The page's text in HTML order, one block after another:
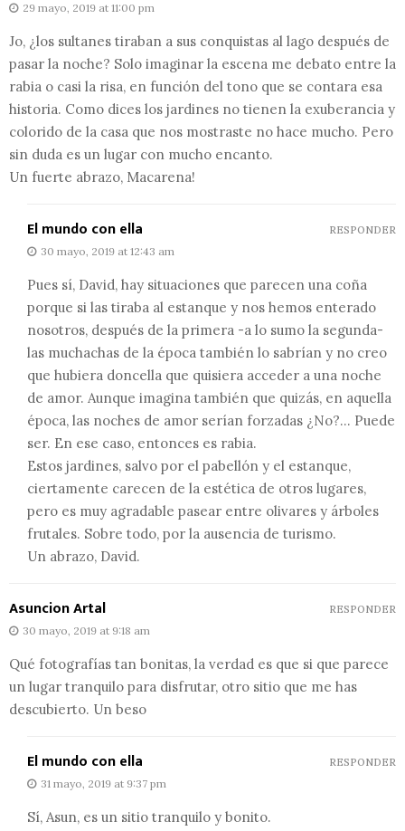
29 mayo, 2019 at 11:00 pm
Jo, ¿los sultanes tiraban a sus conquistas al lago después de
pasar la noche? Solo imaginar la escena me debato entre la
rabia o casi la risa, en función del tono que se contara esa
historia. Como dices los jardines no tienen la exuberancia y
colorido de la casa que nos mostraste no hace mucho. Pero
sin duda es un lugar con mucho encanto.
Un fuerte abrazo, Macarena!
El mundo con ella
30 mayo, 2019 at 12:43 am
Pues sí, David, hay situaciones que parecen una coña
porque si las tiraba al estanque y nos hemos enterado
nosotros, después de la primera -a lo sumo la segunda-
las muchachas de la época también lo sabrían y no creo
que hubiera doncella que quisiera acceder a una noche
de amor. Aunque imagina también que quizás, en aquella
época, las noches de amor serían forzadas ¿No?… Puede
ser. En ese caso, entonces es rabia.
Estos jardines, salvo por el pabellón y el estanque,
ciertamente carecen de la estética de otros lugares,
pero es muy agradable pasear entre olivares y árboles
frutales. Sobre todo, por la ausencia de turismo.
Un abrazo, David.
RESPONDER
Asuncion Artal
30 mayo, 2019 at 9:18 am
Qué fotografías tan bonitas, la verdad es que si que parece
un lugar tranquilo para disfrutar, otro sitio que me has
descubierto. Un beso
RESPONDER
El mundo con ella
31 mayo, 2019 at 9:37 pm
Sí, Asun, es un sitio tranquilo y bonito.
RESPONDER